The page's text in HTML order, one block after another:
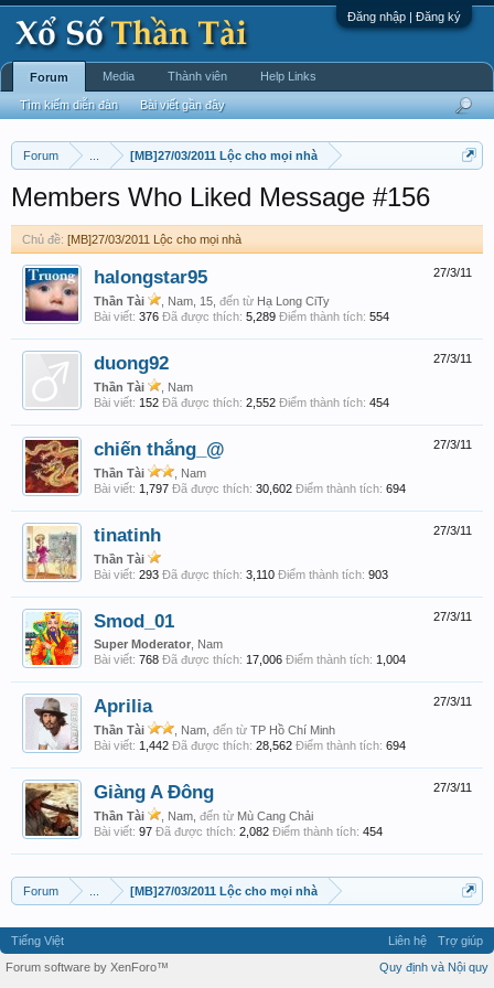
Đăng nhập | Đăng ký
Forum [MB]27/03/2011 Lộc cho mọi nhà
Members Who Liked Message #156
Chủ đề: [MB]27/03/2011 Lộc cho mọi nhà
27/3/11
halongstar95
Thần Tài , Nam, 15, đến từ Hạ Long CiTy
Bài viết: 376 Đã được thích: 5,289 Điểm thành tích: 554
27/3/11
duong92
Thần Tài
, Nam
Bài viết: 152 Đã được thích: 2,552 Điểm thành tích: 454
27/3/11
chiến thắng_@
Thần Tài
, Nam
Bài viết: 1,797 Đã được thích: 30,602 Điểm thành tích: 694
27/3/11
tinatinh
Thần Tài
Bài viết: 293 Đã được thích: 3,110 Điểm thành tích: 903
27/3/11
Smod_01
Super Moderator , Nam
Bài viết: 768 Đã được thích: 17,006 Điểm thành tích: 1,004
27/3/11
Aprilia
Thần Tài , Nam, đến từ TP Hồ Chí Minh
Bài viết: 1,442 Đã được thích: 28,562 Điểm thành tích: 694
27/3/11
Giàng A Đông
Thần Tài , Nam, đến từ Mù Cang Chải
Bài viết: 97 Đã được thích: 2,082 Điểm thành tích: 454
Forum [MB]27/03/2011 Lộc cho mọi nhà
Forum
Tìm kiếm diễn đàn Bài viết gần đây
Media Thành viên Help Links
Tiếng Việt Liên hệ
Trợ giúp
Quy định và Nội quy
Forum software by XenForo™